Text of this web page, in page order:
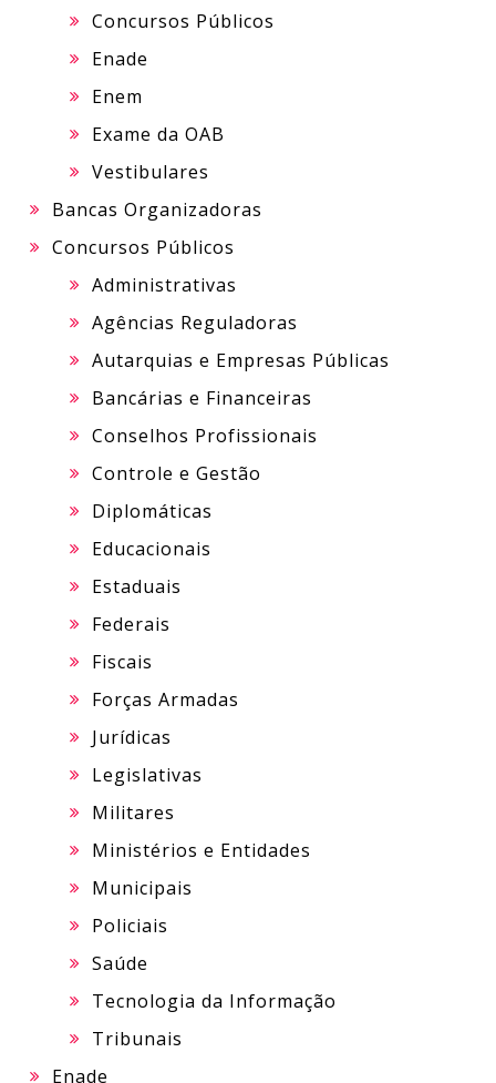
Concursos Públicos
Enade
Enem
Exame da OAB
Vestibulares
Bancas Organizadoras
Concursos Públicos
Administrativas
Agências Reguladoras
Autarquias e Empresas Públicas
Bancárias e Financeiras
Conselhos Profissionais
Controle e Gestão
Diplomáticas
Educacionais
Estaduais
Federais
Fiscais
Forças Armadas
Jurídicas
Legislativas
Militares
Ministérios e Entidades
Municipais
Policiais
Saúde
Tecnologia da Informação
Tribunais
Enade